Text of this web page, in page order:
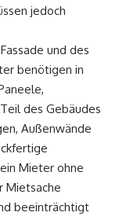
jedoch
und des
benötigen in
des Gebäudes
Außenwände
Mieter ohne
Mietsache
beeinträchtigt